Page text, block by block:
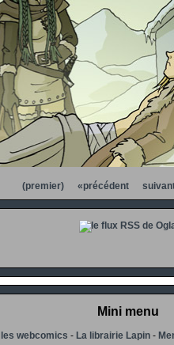
(premier) «précédent
Mini menu
les webcomics -La librairie Lapin -